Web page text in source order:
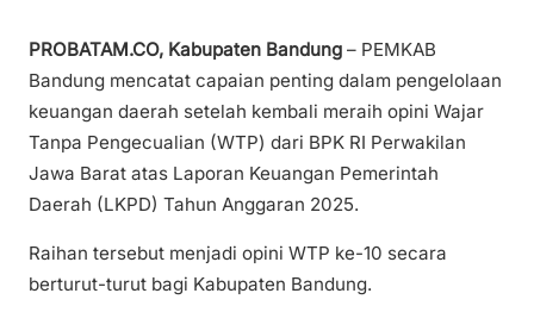
PROBATAM.CO, Kabupaten Bandung – PEMKAB
Bandung mencatat capaian penting dalam pengelolaan
keuangan daerah setelah kembali meraih opini Wajar
Tanpa Pengecualian (WTP) dari BPK RI Perwakilan
Jawa Barat atas Laporan Keuangan Pemerintah
Daerah (LKPD) Tahun Anggaran 2025.
Raihan tersebut menjadi opini WTP ke-10 secara
berturut-turut bagi Kabupaten Bandung.